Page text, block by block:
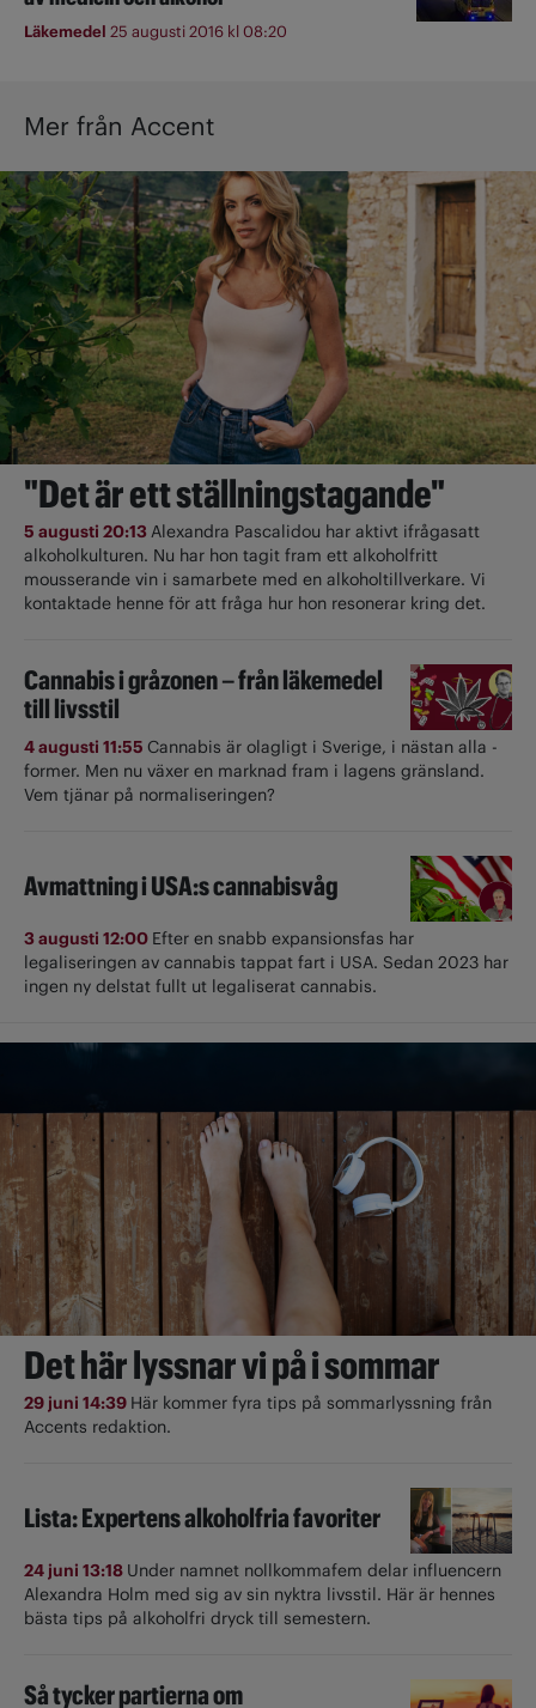
Läkemedel 25 augusti 2016 kl 08:20
Mer från Accent
"Det är ett ställningstagande"
5 augusti 20:13Alexandra Pascalidou har aktivt ifrågasatt
alkoholkulturen. Nu har hon tagit fram ett alkoholfritt
mousserande vin i samarbete med en alkoholtillverkare. Vi
kontaktade henne för att fråga hur hon resonerar kring det.
Cannabis i gråzonen – från läkemedel
till livsstil
4 augusti 11:55 Cannabis är olagligt i ­Sverige, i nästan alla ­
former. Men nu växer en marknad fram i lagens gränsland.
Vem tjänar på normaliseringen?
Avmattning i USA:s cannabisvåg
3 augusti 12:00 Efter en snabb expansionsfas har
legaliseringen av cannabis tappat fart i USA. Sedan 2023 har
ingen ny delstat fullt ut ­legaliserat cannabis.
Det här lyssnar vi på i sommar
29 juni 14:39 Här kommer fyra tips på sommarlyssning från
Accents redaktion.
Lista: Expertens alkoholfria favoriter
24 juni 13:18 Under namnet nollkommafem delar influencern
Alexandra Holm med sig av sin nyktra livsstil. Här är hennes
bästa tips på alkoholfri dryck till semestern.
Så tycker partierna om